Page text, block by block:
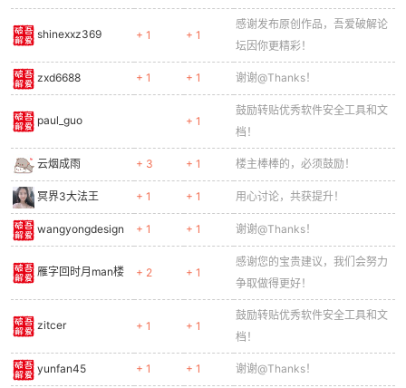
shinexxz369 + 1 + 1
感谢发布原创作品，吾爱破解论
坛因你更精彩！
zxd6688 + 1 + 1 谢谢@Thanks！
paul_guo + 1
鼓励转贴优秀软件安全工具和文
档！
云烟成雨 + 3 + 1 楼主棒棒的，必须鼓励！
冥界3大法王 + 1 + 1 用心讨论，共获提升！
wangyongdesign + 1 + 1 谢谢@Thanks！
雁字回时月man楼 + 2 + 1
感谢您的宝贵建议，我们会努力
争取做得更好！
zitcer + 1 + 1
鼓励转贴优秀软件安全工具和文
档！
yunfan45 + 1 + 1 谢谢@Thanks！